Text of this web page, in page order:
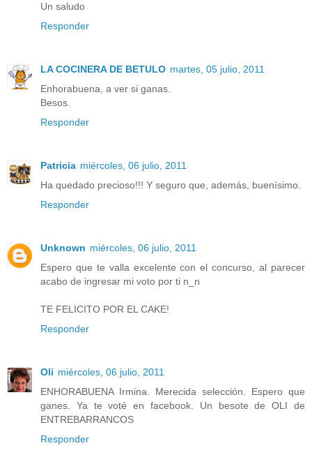
Un saludo
Responder
LA COCINERA DE BETULO martes, 05 julio, 2011
Enhorabuena, a ver si ganas.
Besos.
Responder
Patricia miércoles, 06 julio, 2011
Ha quedado precioso!!! Y seguro que, además, buenísimo.
Responder
Unknown miércoles, 06 julio, 2011
Espero que te valla excelente con el concurso, al parecer
acabo de ingresar mi voto por ti n_n
TE FELICITO POR EL CAKE!
Responder
Oli miércoles, 06 julio, 2011
ENHORABUENA Irmina. Merecida selección. Espero que
ganes. Ya te voté en facebook. Un besote de OLI de
ENTREBARRANCOS
Responder